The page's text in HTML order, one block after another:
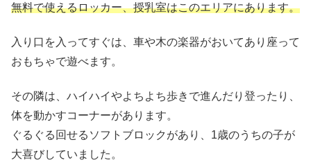
無料で使えるロッカー、授乳室はこのエリアにあります。
入り口を入ってすぐは、車や木の楽器がおいてあり座って
おもちゃで遊べます。
その隣は、ハイハイやよちよち歩きで進んだり登ったり、
体を動かすコーナーがあります。
ぐるぐる回せるソフトブロックがあり、1歳のうちの子が
大喜びしていました。